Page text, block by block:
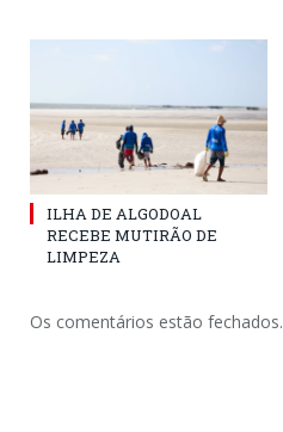
ILHA DE ALGODOAL
RECEBE MUTIRÃO DE
LIMPEZA
Os comentários estão fechados.